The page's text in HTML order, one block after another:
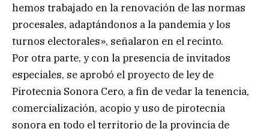
hemos trabajado en la renovación de las normas
procesales, adaptándonos a la pandemia y los
turnos electorales», señalaron en el recinto.
Por otra parte, y con la presencia de invitados
especiales, se aprobó el proyecto de ley de
Pirotecnia Sonora Cero, a fin de vedar la tenencia,
comercialización, acopio y uso de pirotecnia
sonora en todo el territorio de la provincia de